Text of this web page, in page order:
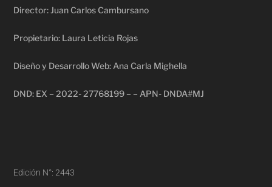
Director: Juan Carlos Cambursano
Propietario: Laura Leticia Rojas
Diseño y Desarrollo Web: Ana Carla Mighella
DND: EX – 2022- 27768199 – – APN- DNDA#MJ
Edición N°: 2443